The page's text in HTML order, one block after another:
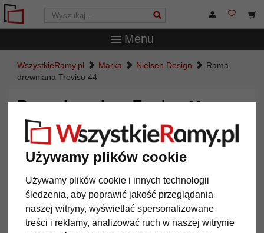
Używamy plików cookie
Używamy plików cookie i innych technologii
śledzenia, aby poprawić jakość przeglądania
naszej witryny, wyświetlać spersonalizowane
treści i reklamy, analizować ruch w naszej witrynie
Menu
WszystkieRamy.pl Marka Nielsen Design
Rama
drewniana Treviso 44
Rama drewniana Treviso 44